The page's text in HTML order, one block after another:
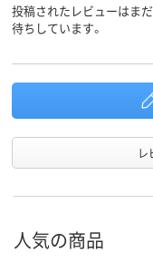
投稿されたレビューはま
待ちしています。
レ
人気の商品